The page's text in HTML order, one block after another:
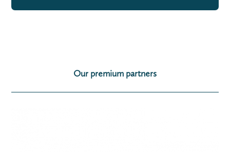
Our premium partners